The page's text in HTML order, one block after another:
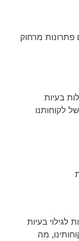
פתרונות מרחוק
בעיות
לקוחותנו
לגילוי בעיות
מה